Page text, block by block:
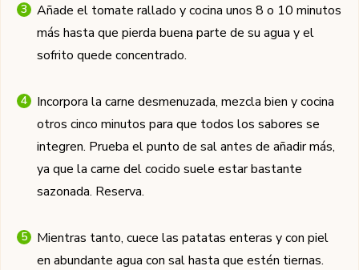
Añade el tomate rallado y cocina unos 8 o 10 minutos
más hasta que pierda buena parte de su agua y el
sofrito quede concentrado.
Incorpora la carne desmenuzada, mezcla bien y cocina
otros cinco minutos para que todos los sabores se
integren. Prueba el punto de sal antes de añadir más,
ya que la carne del cocido suele estar bastante
sazonada. Reserva.
Mientras tanto, cuece las patatas enteras y con piel
en abundante agua con sal hasta que estén tiernas.